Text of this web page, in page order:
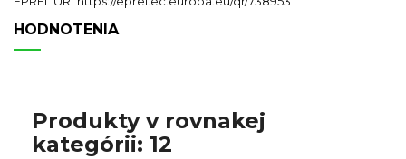
HODNOTENIA
Produkty v rovnakej
kategórii: 12